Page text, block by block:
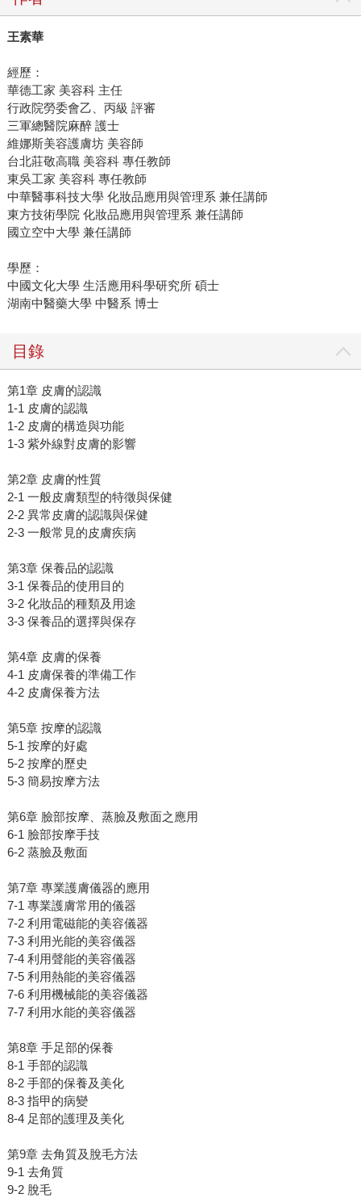
王素華
經歷：
華德工家 美容科 主任
行政院勞委會乙、丙級 評審
三軍總醫院麻醉 護士
維娜斯美容護膚坊 美容師
台北莊敬高職 美容科 專任教師
東吳工家 美容科 專任教師
中華醫事科技大學 化妝品應用與管理系 兼任講師
東方技術學院 化妝品應用與管理系 兼任講師
國立空中大學 兼任講師
學歷：
中國文化大學 生活應用科學研究所 碩士
湖南中醫藥大學 中醫系 博士
目錄
第1章 皮膚的認識
1-1 皮膚的認識
1-2 皮膚的構造與功能
1-3 紫外線對皮膚的影響
第2章 皮膚的性質
2-1 一般皮膚類型的特徵與保健
2-2 異常皮膚的認識與保健
2-3 一般常見的皮膚疾病
第3章 保養品的認識
3-1 保養品的使用目的
3-2 化妝品的種類及用途
3-3 保養品的選擇與保存
第4章 皮膚的保養
4-1 皮膚保養的準備工作
4-2 皮膚保養方法
第5章 按摩的認識
5-1 按摩的好處
5-2 按摩的歷史
5-3 簡易按摩方法
第6章 臉部按摩、蒸臉及敷面之應用
6-1 臉部按摩手技
6-2 蒸臉及敷面
第7章 專業護膚儀器的應用
7-1 專業護膚常用的儀器
7-2 利用電磁能的美容儀器
7-3 利用光能的美容儀器
7-4 利用聲能的美容儀器
7-5 利用熱能的美容儀器
7-6 利用機械能的美容儀器
7-7 利用水能的美容儀器
第8章 手足部的保養
8-1 手部的認識
8-2 手部的保養及美化
8-3 指甲的病變
8-4 足部的護理及美化
第9章 去角質及脫毛方法
9-1 去角質
9-2 脫毛